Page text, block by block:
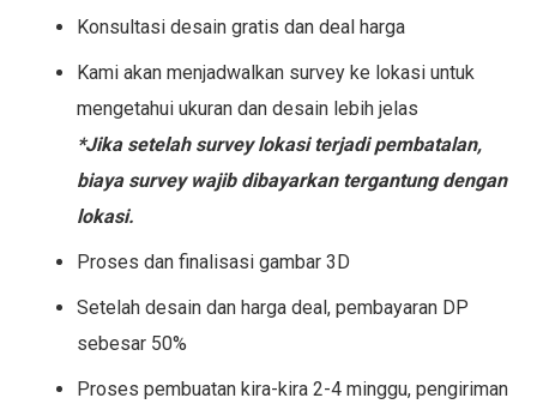
Konsultasi desain gratis dan deal harga
Kami akan menjadwalkan survey ke lokasi untuk
mengetahui ukuran dan desain lebih jelas
*Jika setelah survey lokasi terjadi pembatalan,
biaya survey wajib dibayarkan tergantung dengan
lokasi.
Proses dan finalisasi gambar 3D
Setelah desain dan harga deal, pembayaran DP
sebesar 50%
Proses pembuatan kira-kira 2-4 minggu, pengiriman